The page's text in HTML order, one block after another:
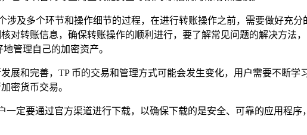
涉及多个环节和操作细节的过程，在进行转账操作之前，需要做好充
对转账信息，确保转账操作的顺利进行，要了解常见问题的解决方法
管理自己的加密资产。
展和完善，TP 币的交易和管理方式可能会发生变化，用户需要不断
密货币交易。
一定要通过官方渠道进行下载，以确保下载的是安全、可靠的应用程